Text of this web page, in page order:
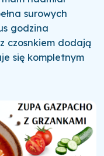
surowych
godzina
czosnkiem dodają
się kompletnym